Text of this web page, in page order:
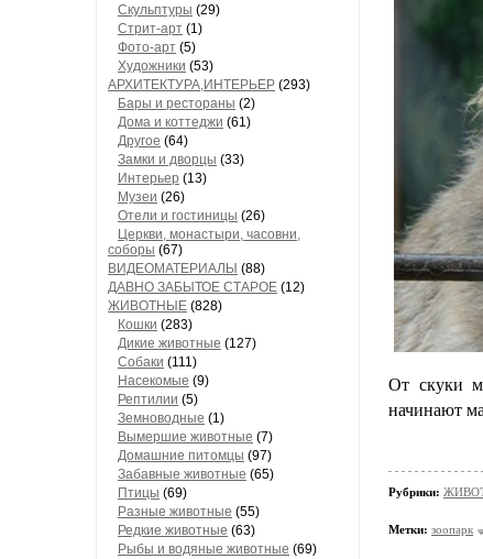
Скульптуры (29)
Стрит-арт (1)
Фото-арт (5)
Художники (53)
АРХИТЕКТУРА,ИНТЕРЬЕР (293)
Бары и рестораны (2)
Дома и коттеджи (61)
Другое (64)
Замки и дворцы (33)
Интерьер (13)
Музеи (26)
Отели и гостиницы (26)
Церкви, монастыри, часовни,
соборы (67)
ВИДЕОМАТЕРИАЛЫ (88)
ДАВНО ЗАБЫТОЕ СТАРОЕ (12)
ЖИВОТНЫЕ (828)
Кошки (283)
Дикие животные (127)
Собаки (111)
Насекомые (9)
Рептилии (5)
Земноводные (1)
Вымершие животные (7)
Домашние питомцы (97)
Забавные животные (65)
Птицы (69)
Разные животные (55)
Редкие животные (63)
Рыбы и водяные животные (69)
От скуки
начинают
Рубрики:
Метки: зоопарк